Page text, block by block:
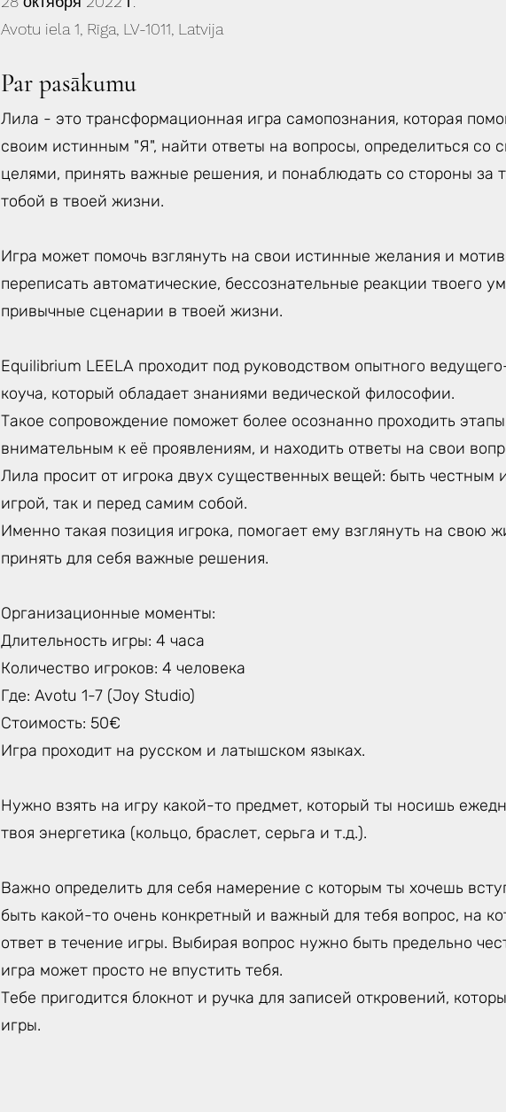
Avotu iela 1, Rīga, LV-1011, Latvija
Par pasākumu
Лила - это трансформационная игра самопознания, которая
своим истинным "Я", найти ответы на вопросы, определиться со
целями, принять важные решения, и понаблюдать со стороны за
тобой в твоей жизни.
Игра может помочь взглянуть на свои истинные желания и
переписать автоматические, бессознательные реакции твоего
привычные сценарии в твоей жизни.
Equilibrium LEELA проходит под руководством опытного
коуча, который обладает знаниями ведической философии.
Такое сопровождение поможет более осознанно проходить
внимательным к её проявлениям, и находить ответы на свои
Лила просит от игрока двух существенных вещей: быть честным
игрой, так и перед самим собой.
Именно такая позиция игрока, помогает ему взглянуть на свою
принять для себя важные решения.
Организационные моменты:
Длительность игры: 4 часа
Количество игроков: 4 человека
Где: Avotu 1-7 (Joy Studio)
Стоимость: 50€
Игра проходит на русском и латышском языках.
Нужно взять на игру какой-то предмет, который ты носишь
твоя энергетика (кольцо, браслет, серьга и т.д.).
Важно определить для себя намерение с которым ты хочешь
быть какой-то очень конкретный и важный для тебя вопрос, на
ответ в течение игры. Выбирая вопрос нужно быть предельно
игра может просто не впустить тебя.
Тебе пригодится блокнот и ручка для записей откровений,
игры.